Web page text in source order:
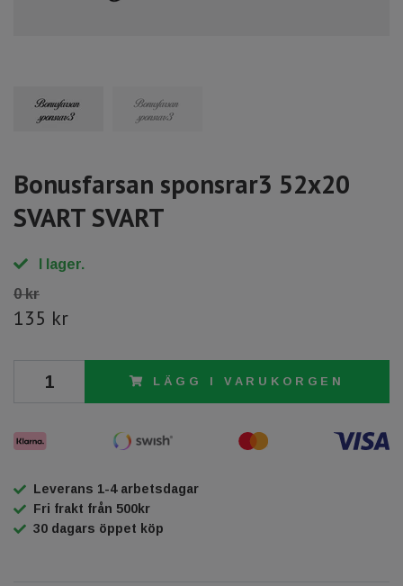
Bonusfarsan sponsrar3 52x20
SVART SVART
I lager.
0 kr
135 kr
LÄGG I VARUKORGEN
Leverans 1-4 arbetsdagar
Fri frakt från 500kr
30 dagars öppet köp